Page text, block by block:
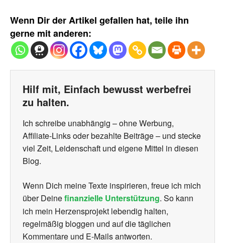
Wenn Dir der Artikel gefallen hat, teile ihn
gerne mit anderen:
Hilf mit, Einfach bewusst werbefrei
zu halten.
Ich schreibe unabhängig – ohne Werbung,
Affiliate-Links oder bezahlte Beiträge – und stecke
viel Zeit, Leidenschaft und eigene Mittel in diesen
Blog.
Wenn Dich meine Texte inspirieren, freue ich mich
über Deinefinanzielle Unterstützung. So kann
ich mein Herzensprojekt lebendig halten,
regelmäßig bloggen und auf die täglichen
Kommentare und E-Mails antworten.